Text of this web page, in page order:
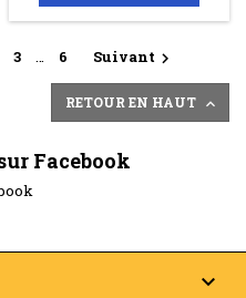
3 … 6 Suivant 
RETOUR EN HAUT 
Facebook
